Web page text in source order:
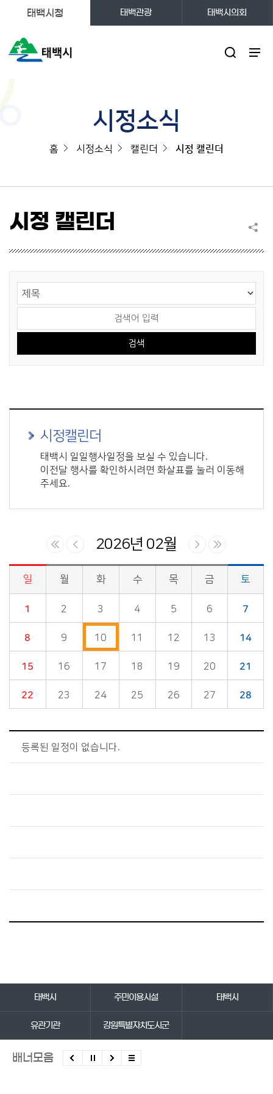
태백시청 태백관광 태백시의회
시정소식
홈 시정소식 캘린더 시정 캘린더
시정 캘린더
시정캘린더
태백시 일일행사일정을 보실 수 있습니다.
이전달 행사를 확인하시려면 화살표를 눌러 이동해
주세요.
2026년 02월
시정소식>시정 캘린더 게시판의 (2026년 02월) 달력형태로 일정명, 일정내용을 제공합니다.
일 월 화 수 목 금 토
1 2 3 4 5 6 7
8 9 10 11 12 13 14
15 16 17 18 19 20 21
22 23 24 25 26 27 28
등록된 일정이 없습니다.
태백시 주민이용시설 태백시
유관기관 강원특별자치도시군
배너모음